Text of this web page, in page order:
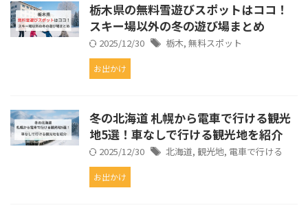
栃木県の無料雪遊びスポットはココ！
スキー場以外の冬の遊び場まとめ
2025/12/30 栃木, 無料スポット
お出かけ
冬の北海道 札幌から電車で行ける観光
地5選！車なしで行ける観光地を紹介
2025/12/30 北海道, 観光地, 電車で行ける
お出かけ